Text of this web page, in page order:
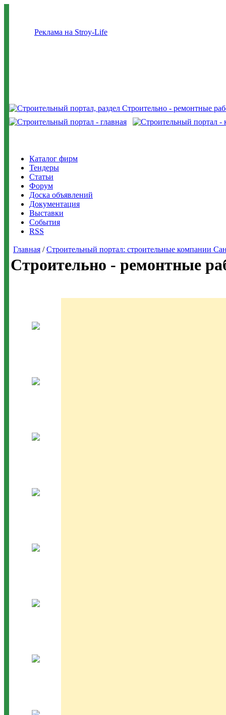
Реклама на Stroy-Life
Каталог фирм
Тендеры
Статьи
Форум
Доска объявлений
Документация
Выставки
События
RSS
Главная /Строительный портал: строительные компании
Строительно - ремонтные